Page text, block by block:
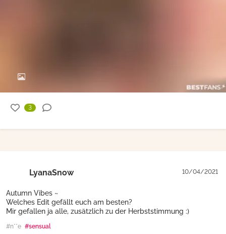
3
LyanaSnow 10/04/2021
Autumn Vibes ~
Welches Edit gefällt euch am besten?
Mir gefallen ja alle, zusätzlich zu der Herbststimmung :)
#n**e #sensual